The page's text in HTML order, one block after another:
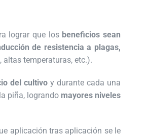
lograr que los beneficios sean
de resistencia a plagas,
altas temperaturas, etc.).
del cultivoy durante cada una
piña, logrando mayores niveles
aplicación tras aplicación se le